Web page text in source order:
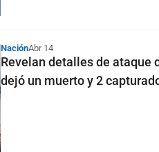
NaciónAbr 14
Revelan detalles de ataque
dejó un muerto y 2